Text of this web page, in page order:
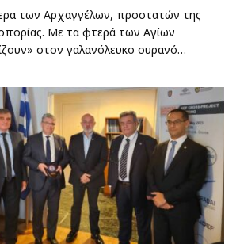
των Αρχαγγέλων, προστατών της
Με τα φτερά των Αγίων
στον γαλανόλευκο ουρανό…